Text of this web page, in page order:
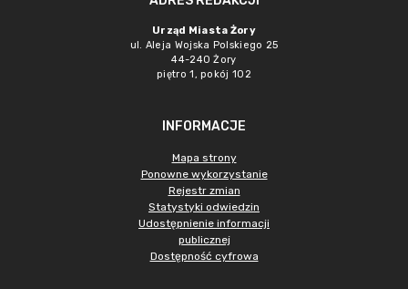
Urząd Miasta Żory
ul. Aleja Wojska Polskiego 25
44-240 Żory
piętro 1, pokój 102
INFORMACJE
Mapa strony
Ponowne wykorzystanie
Rejestr zmian
Statystyki odwiedzin
Udostępnienie informacji
publicznej
Dostępność cyfrowa